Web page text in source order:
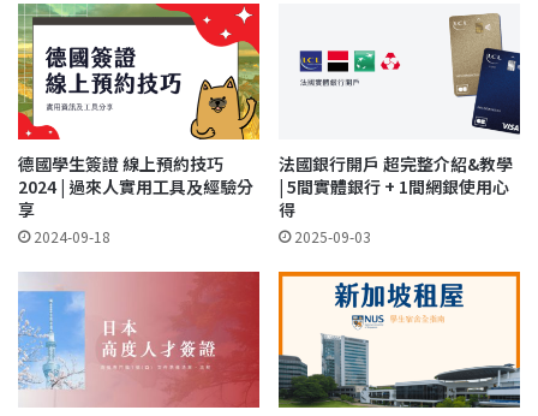
德國學生簽證 線上預約技巧
2024 | 過來人實用工具及經驗分
享
2024-09-18
法國銀行開戶 超完整介紹&教學
| 5間實體銀行 + 1間網銀使用心
得
2025-09-03